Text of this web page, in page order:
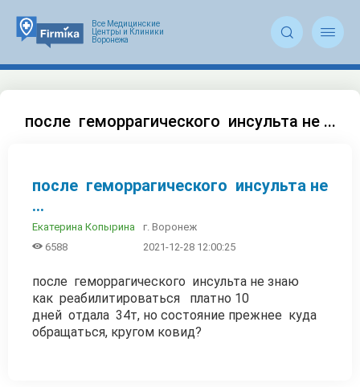
 
после геморрагического инсульта не ...
после геморрагического инсульта не
...
Екатерина Копырина г. Воронеж
 6588 2021-12-28 12:00:25
после геморрагического инсульта не знаю
как реабилитироваться платно 10
дней отдала 34т, но состояние прежнее куда
обращаться, кругом ковид?